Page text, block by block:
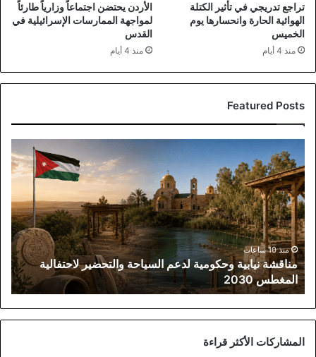
تراجع تدريجي في تأثير الكتلة
الهوائية الحارة وانحسارها يوم
الخميس
منذ 4 أيام
الأردن يحتضن اجتماعاً وزارياً طارئاً
لمواجهة الممارسات الإسرائيلية في
القدس
منذ 4 أيام
Featured Posts
نيابية
وحكومية
لدعم
السياحة
والتحضير
لاحتفالية
المغطس
2030
منذ 10 ساعات
مناقشة نيابية وحكومية لدعم السياحة والتحضير لاحتفالية
المغطس 2030
المشاركات الأكثر قراءة